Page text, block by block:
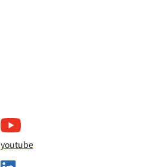
youtube